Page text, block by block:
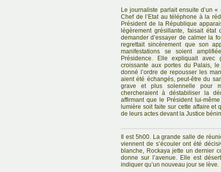
Le journaliste parlait ensuite d’un
Chef de l’Etat au téléphone à la
Président de la République
légèrement grésillante, faisait
demander d’essayer de calmer la
regrettait sincèrement que son
manifestations se soient
Présidence. Elle expliquait
croissante aux portes du Palais,
donné l’ordre de repousser les
aient été échangés, peut-être du
grave et plus solennelle pour
chercheraient à déstabiliser la
affirmant que le Président lui-
lumière soit faite sur cette affaire et
de leurs actes devant la Justice
Il est 5h00. La grande salle de
viennent de s’écouler ont été
blanche, Rockaya jette un dernier
donne sur l’avenue. Elle est
indiquer qu’un nouveau jour se lève.